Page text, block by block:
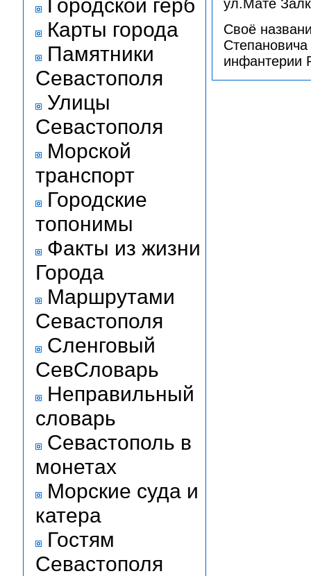
Городской герб
Карты города
Памятники
Севастополя
Улицы
Севастополя
Морской
транспорт
Городские
топонимы
Факты из жизни
Города
Маршрутами
Севастополя
Сленговый
СевСловарь
Неправильный
словарь
Севастополь в
монетах
Морские суда и
катера
Гостям
Севастополя
ул.Мате
Своё
инфантерии